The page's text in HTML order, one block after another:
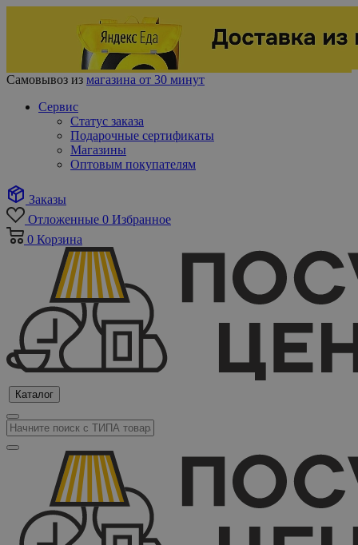
Самовывоз из магазина от 30 минут
Сервис
Статус заказа
Подарочные сертификаты
Магазины
Оптовым покупателям
Заказы
Отложенные 0 Избранное
0 Корзина
Каталог